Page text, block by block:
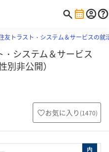
友トラスト・システム＆サービスの就
システム＆サービス
別非公開）
お気に入り (1470)